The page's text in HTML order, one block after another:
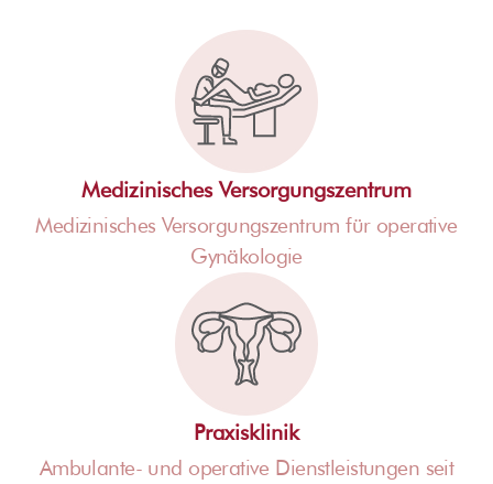
Medizinisches Versorgungszentrum
Medizinisches Versorgungszentrum für operative
Gynäkologie
Praxisklinik
Ambulante- und operative Dienstleistungen seit